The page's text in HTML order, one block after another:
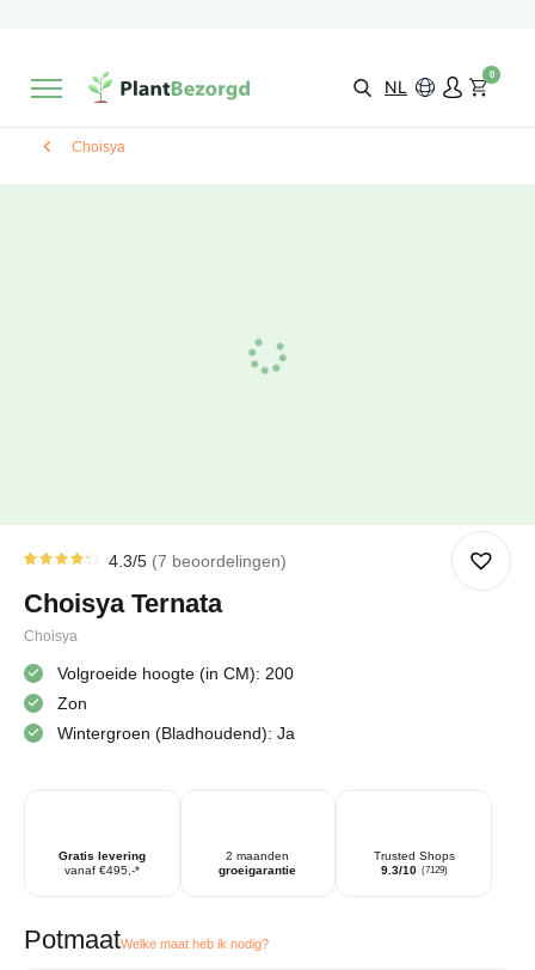
Kies zelf je
bezorgmoment & locatie NL
0
Choisya
5
gebaseerd
klantbeoordelingen
4.3/5 7 beoordelingen
Choisya Ternata
Choisya
Volgroeide hoogte (in CM): 200
Zon
Wintergroen (Bladhoudend): Ja
Gratis levering
vanaf €495,-*
2 maanden
groeigarantie
Trusted Shops
9.3/10 (7129)
PotmaatWelke maat heb ik nodig?